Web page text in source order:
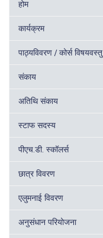
होम
कार्यक्रम
पाठ्यविवरण / कोर्स विषयवस्तु
संकाय
अतिथि संकाय
स्टाफ सदस्य
पीएच.डी. स्कॉलर्स
छात्र विवरण
एलुमनाई विवरण
अनुसंधान परियोजना